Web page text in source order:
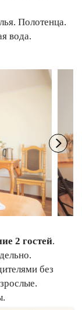
Полотенца.
вода.
2 гостей.
без